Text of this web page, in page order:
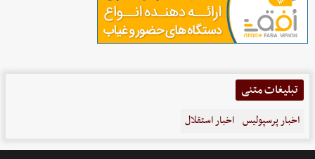
تبلیغات متنی
اخبار پرسپولیس اخبار استقلال